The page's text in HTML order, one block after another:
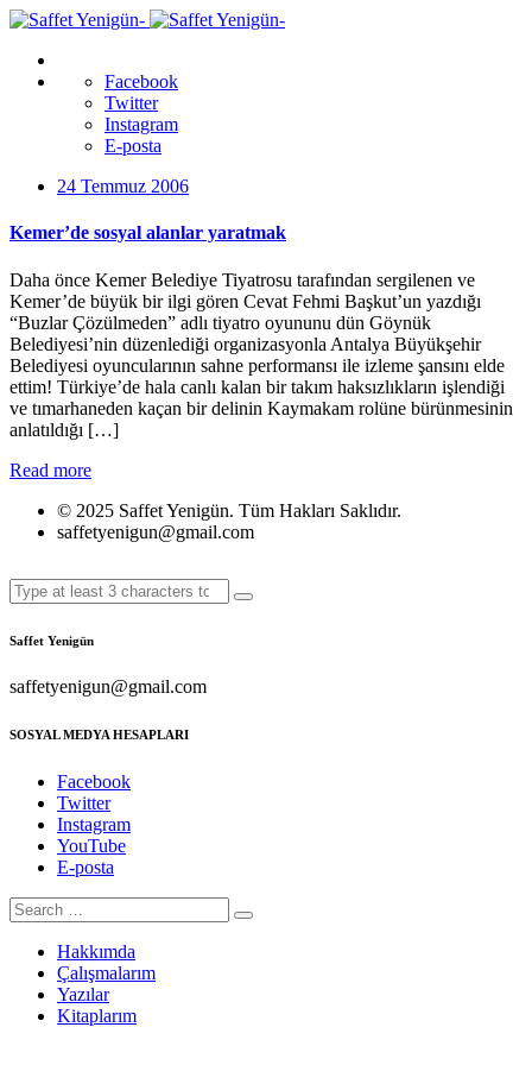
Facebook
Twitter
Instagram
E-posta
24 Temmuz 2006
Kemer’de sosyal alanlar yaratmak
Daha önce Kemer Belediye Tiyatrosu tarafından sergilenen ve
Kemer’de büyük bir ilgi gören Cevat Fehmi Başkut’un yazdığı
“Buzlar Çözülmeden” adlı tiyatro oyununu dün Göynük
Belediyesi’nin düzenlediği organizasyonla Antalya Büyükşehir
Belediyesi oyuncularının sahne performansı ile izleme şansını elde
ettim! Türkiye’de hala canlı kalan bir takım haksızlıkların işlendiği
ve tımarhaneden kaçan bir delinin Kaymakam rolüne bürünmesinin
anlatıldığı […]
Read more
© 2025 Saffet Yenigün. Tüm Hakları Saklıdır.
saffetyenigun@gmail.com
Saffet Yenigün
saffetyenigun@gmail.com
SOSYAL MEDYA HESAPLARI
Facebook
Twitter
Instagram
YouTube
E-posta
Hakkımda
Çalışmalarım
Yazılar
Kitaplarım